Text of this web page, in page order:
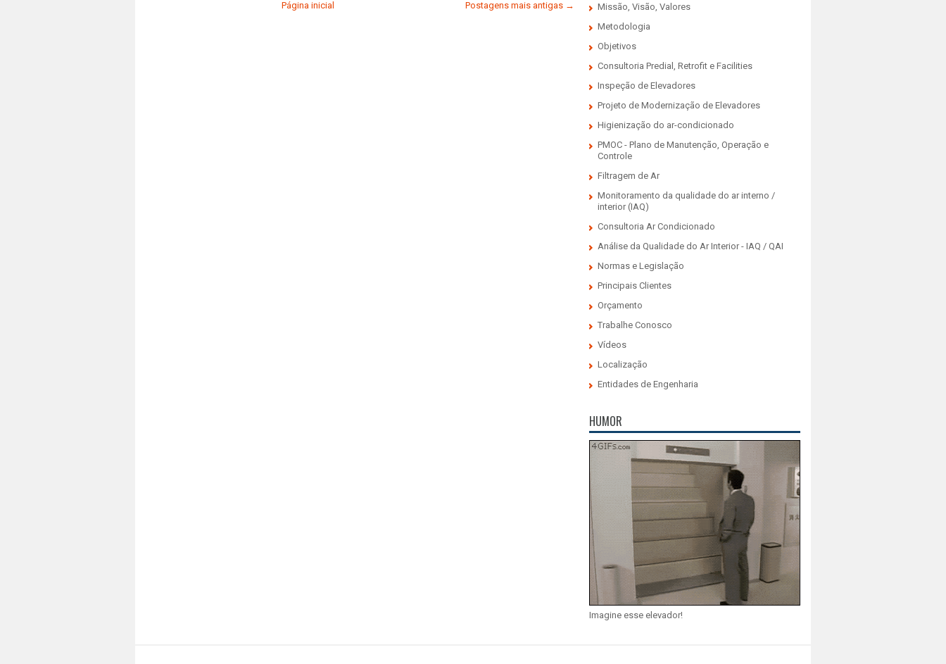
Postagens mais antigas →
Página inicial
Missão, Visão, Valores
Metodologia
Objetivos
Consultoria Predial, Retrofit e Facilities
Inspeção de Elevadores
Projeto de Modernização de Elevadores
Higienização do ar-condicionado
PMOC - Plano de Manutenção, Operação e
Controle
Filtragem de Ar
Monitoramento da qualidade do ar interno /
interior (IAQ)
Consultoria Ar Condicionado
Análise da Qualidade do Ar Interior - IAQ / QAI
Normas e Legislação
Principais Clientes
Orçamento
Trabalhe Conosco
Vídeos
Localização
Entidades de Engenharia
HUMOR
Imagine esse elevador!